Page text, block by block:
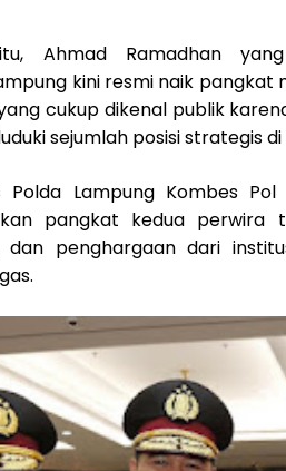
Ahmad Ramadhan
kini resmi naik pangkat
cukup dikenal publik
sejumlah posisi strategis di
Polda Lampung Kombes
pangkat kedua perwira
dan penghargaan dari